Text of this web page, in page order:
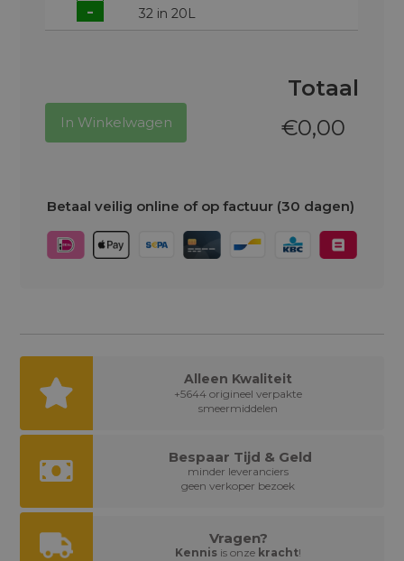
-
32 in 20L
Totaal
€0,00
In Winkelwagen
Betaal veilig online of op factuur (30 dagen)
Alleen Kwaliteit
+5644 origineel verpakte
smeermiddelen
Bespaar Tijd & Geld
minder leveranciers
geen verkoper bezoek
Vragen?
Kennis is onze kracht!